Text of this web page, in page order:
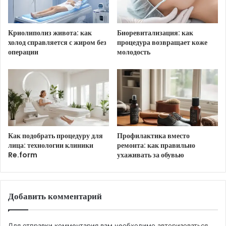
Цискаридзе, опубликовав их последнее совместное
фото.
Криолиполиз живота: как
холод справляется с жиром без
операции
Биоревитализация: как
процедура возвращает коже
молодость
Как подобрать процедуру для
лица: технологии клиники
Re.form
Профилактика вместо
ремонта: как правильно
ухаживать за обувью
Добавить комментарий